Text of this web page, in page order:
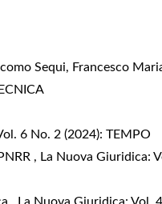
Sequi, Francesco
6 No. 2 (2024): TEMPO
, La Nuova Giuridica: